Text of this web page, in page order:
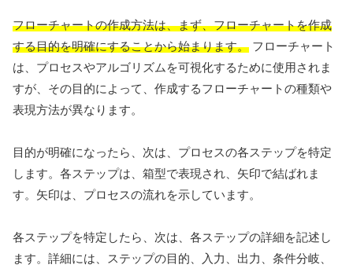
フローチャートの作成方法は、まず、フローチャートを作成
する目的を明確にすることから始まります。 フローチャート
は、プロセスやアルゴリズムを可視化するために使用されま
すが、その目的によって、作成するフローチャートの種類や
表現方法が異なります。
目的が明確になったら、次は、プロセスの各ステップを特定
します。各ステップは、箱型で表現され、矢印で結ばれま
す。矢印は、プロセスの流れを示しています。
各ステップを特定したら、次は、各ステップの詳細を記述し
ます。詳細には、ステップの目的、入力、出力、条件分岐、